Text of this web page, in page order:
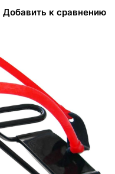
Добавить к сравнению